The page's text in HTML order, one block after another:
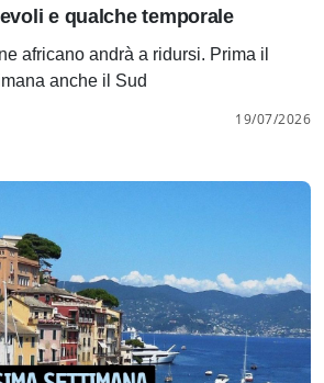
e qualche temporale
africano andrà a ridursi. Prima il
anche il Sud
19/07/2026